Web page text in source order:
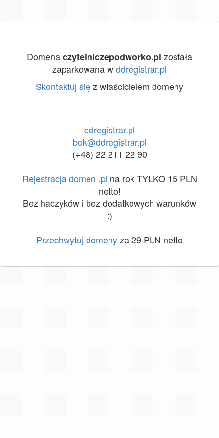
Domenaczytelniczepodworko.pl została
zaparkowana wddregistrar.pl
Skontaktuj sięz właścicielem domeny
ddregistrar.pl
bok@ddregistrar.pl
(+48) 22 211 22 90
Rejestracja domen .pl na rok TYLKO 15 PLN
netto!
Bez haczyków i bez dodatkowych warunków
:)
Przechwytuj domenyza 29 PLN netto